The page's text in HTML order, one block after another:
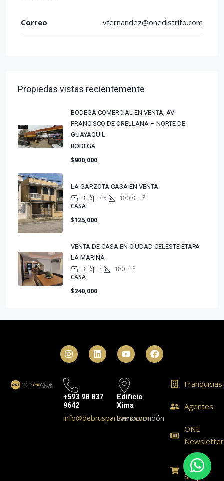
Correo vfernandez@onedistrito.com
Propiedas vistas recientemente
BODEGA COMERCIAL EN VENTA, AV
FRANCISCO DE ORELLANA – NORTE DE
GUAYAQUIL
BODEGA
$900,000
LA GARZOTA CASA EN VENTA
3 3.5 180.8 m²
CASA
$125,000
VENTA DE CASA EN CIUDAD CELESTE ETAPA
LA MARINA
3 3 180 m²
CASA
$240,000
+593 98 837
9642
info@debruspartners.com
Edificio
Xima
Samborondón
Franquicias
Agentes
ONE
Newsletter
ONE
Shop